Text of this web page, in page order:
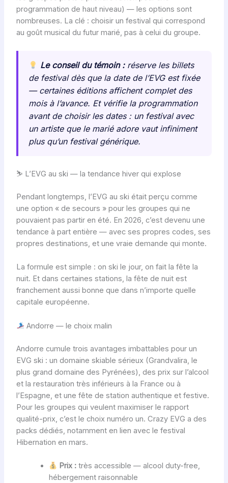
programmation de haut niveau) — les options sont
nombreuses. La clé : choisir un festival qui correspond
au goût musical du futur marié, pas à celui du groupe.
Le conseil du témoin :réserve les billets
de festival dès que la date de l’EVG est fixée
— certaines éditions affichent complet des
mois à l’avance. Et vérifie la programmation
avant de choisir les dates : un festival avec
un artiste que le marié adore vaut infiniment
plus qu’un festival générique.
⛷️ L’EVG au ski — la tendance hiver qui explose
Pendant longtemps, l’EVG au ski était perçu comme
une option « de secours » pour les groupes qui ne
pouvaient pas partir en été. En 2026, c’est devenu une
tendance à part entière — avec ses propres codes, ses
propres destinations, et une vraie demande qui monte.
La formule est simple : on ski le jour, on fait la fête la
nuit. Et dans certaines stations, la fête de nuit est
franchement aussi bonne que dans n’importe quelle
capitale européenne.
Andorre — le choix malin
Andorre cumule trois avantages imbattables pour un
EVG ski : un domaine skiable sérieux (Grandvalira, le
plus grand domaine des Pyrénées), des prix sur l’alcool
et la restauration très inférieurs à la France ou à
l’Espagne, et une fête de station authentique et festive.
Pour les groupes qui veulent maximiser le rapport
qualité-prix, c’est le choix numéro un. Crazy EVG a des
packs dédiés, notamment en lien avec le festival
Hibernation en mars.
Prix : très accessible — alcool duty-free,
hébergement raisonnable